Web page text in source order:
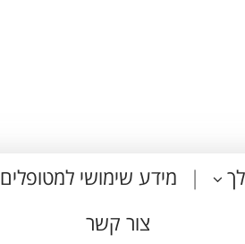
מידע שימושי למטופלים
צור קשר